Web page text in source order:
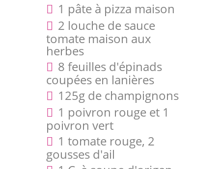
1 pâte à pizza maison
2 louche de sauce
tomate maison aux
herbes
8 feuilles d'épinads
coupées en lanières
125g de champignons
1 poivron rouge et 1
poivron vert
1 tomate rouge, 2
gousses d'ail